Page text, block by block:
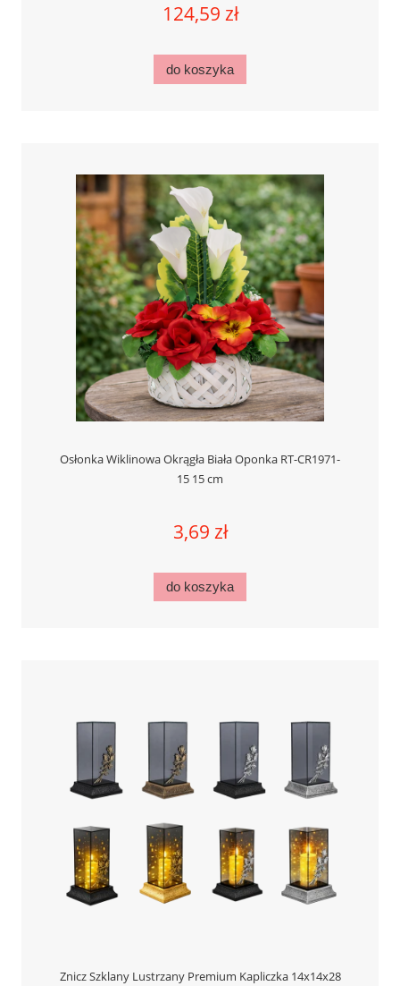
124,59 zł
do koszyka
Osłonka Wiklinowa Okrągła Biała Oponka RT-CR1971-
15 15 cm
3,69 zł
do koszyka
Znicz Szklany Lustrzany Premium Kapliczka 14x14x28